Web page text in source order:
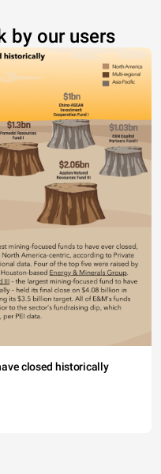
by our users
closed historically